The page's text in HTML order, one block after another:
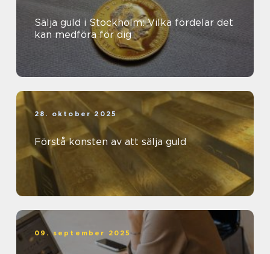
Sälja guld i Stockholm: Vilka fördelar det
kan medföra för dig
28. oktober 2025
Förstå konsten av att sälja guld
09. september 2025